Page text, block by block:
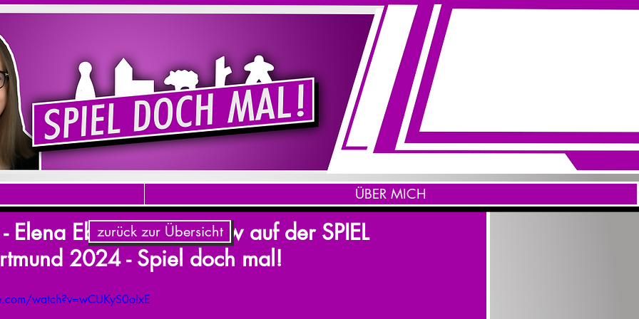
Elena Ebbert im Inteview auf der SPIEL
2024 - Spiel doch mal!
watch?v=wCUKyS0olxE
zurück zur Übersicht
ÜBER MICH